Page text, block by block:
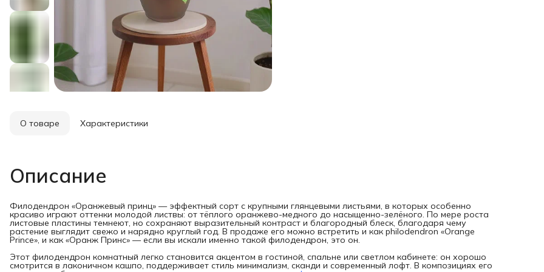
за филодендроном в домашних условиях
Гарантии доставки и приживаемости
Перед отправкой мы делаем реальное фото именно
растения, чтобы вы точно знали, какой филодендрон
к вам. Растение бережно упаковываем, а в холодное время
года дополнительно используем тёплую термоплёнку,
сохранить его в дороге. На филодендрон действует
приживаемости 30 дней: если с растением возникнут
сложности, мы заменим его или вернём деньги.
О товаре Характеристики
Описание
Филодендрон «Оранжевый принц» — эффектный сорт с крупными глянцевыми листьями, в которых особенно
красиво играют оттенки молодой листвы: от тёплого оранжево-медного до насыщенно-зелёного. По мере роста
листовые пластины темнеют, но сохраняют выразительный контраст и благородный блеск, благодаря чему
растение выглядит свежо и нарядно круглый год. В продаже его можно встретить и как philodendron «Orange
Prince», и как «Оранж Принс» — если вы искали именно такой филодендрон, это он.
Этот филодендрон комнатный легко становится акцентом в гостиной, спальне или светлом кабинете: он хорошо
смотрится в лаконичном кашпо, поддерживает стиль минимализм, сканди и современный лофт. В композициях его